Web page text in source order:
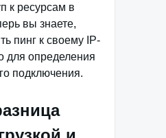
к ресурсам в
вы знаете,
пинг к своему IP-
для определения
подключения.